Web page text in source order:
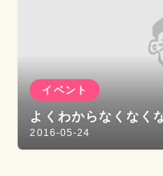
イベント
よくわからなくなく
2016-05-24